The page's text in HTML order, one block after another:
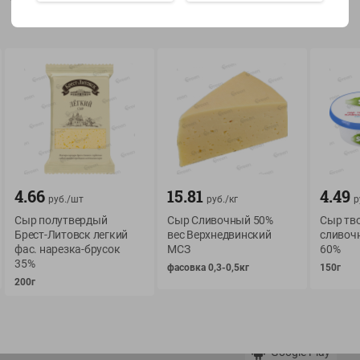
О сервисе
Условия доставки
Возврат товара
Оформление заказа
Мой Green
Обратная связь
Приложение Green c
Google Play
4.66 руб./шт
Сыр полутвердый
Брест-Литовск легкий
фас. нарезка-брусок
35%
200г
15.81 руб./кг
Сыр Сливочный 50%
вес Верхнедвинский
МСЗ
фасовка 0,3-0,5кг
4.49
Сыр
60%
150г